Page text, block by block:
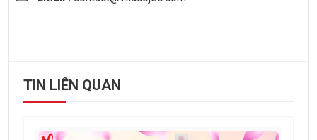
TIN LIÊN QUAN